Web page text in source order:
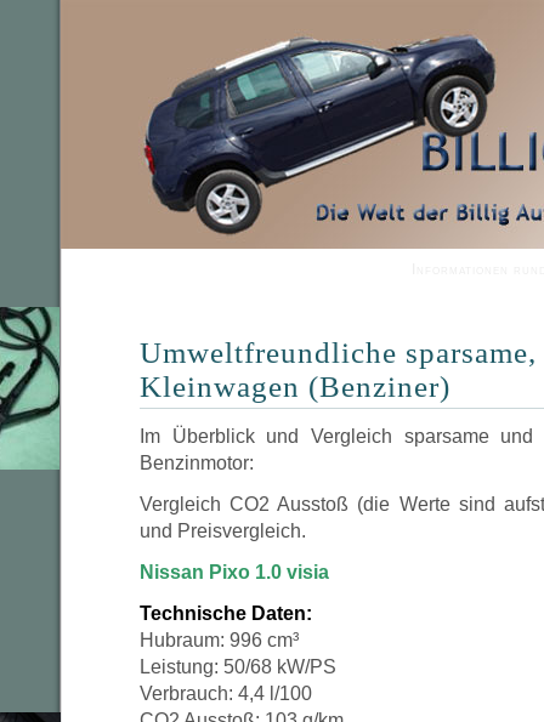
Umweltfreundliche
Kleinwagen (Benziner)
Im Überblick und Vergleich sparsame
Benzinmotor:
Vergleich CO2 Ausstoß (die Werte sind
und Preisvergleich.
Nissan Pixo 1.0 visia
Technische Daten:
Hubraum: 996 cm³
Leistung: 50/68 kW/PS
Verbrauch: 4,4 l/100